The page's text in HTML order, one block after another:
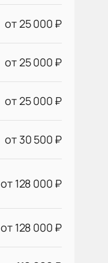
от 25 000 ₽
от 25 000 ₽
от 25 000 ₽
от 30 500 ₽
от 128 000 ₽
от 128 000 ₽